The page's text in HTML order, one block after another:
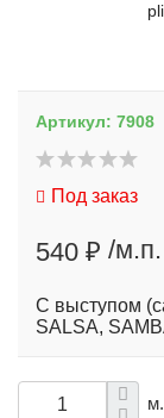
Артикул: 7908
Под заказ
540 ₽ /м.п.
С выступом
SALSA,